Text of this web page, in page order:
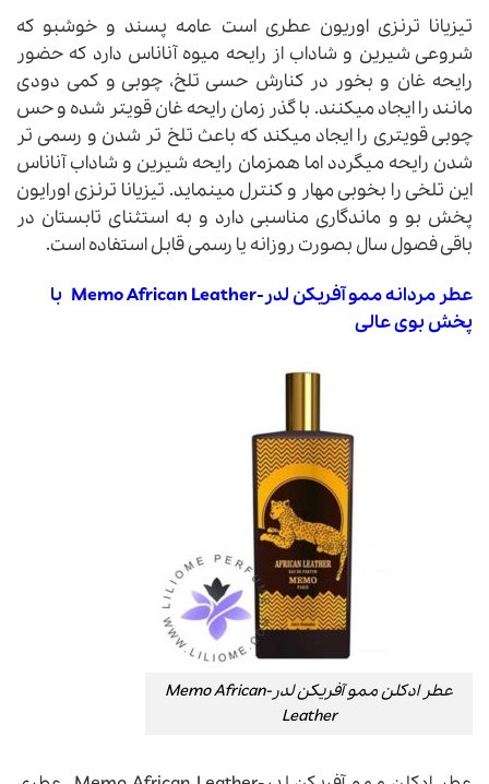
تیزیانا ترنزی اوریون عطری است عامه پسند و خوشبو که
شروعی شیرین و شاداب از رایحه میوه آناناس دارد که حضور
رایحه غان و بخور در کنارش حسی تلخ، چوبی و کمی دودی
مانند را ایجاد میکنند. با گذر زمان رایحه غان قویتر شده و حس
چوبی قویتری را ایجاد میکند که باعث تلخ تر شدن و رسمی تر
شدن رایحه میگردد اما همزمان رایحه شیرین و شاداب آناناس
این تلخی را بخوبی مهار و کنترل مینماید. تیزیانا ترنزی اورایون
پخش بو و ماندگاری مناسبی دارد و به استثنای تابستان در
باقی فصول سال بصورت روزانه یا رسمی قابل استفاده است.
عطر مردانه ممو آفریکن لدر-Memo African Leather
با
پخش بوی عالی
عطر ادکلن ممو آفریکن لدر-Memo African
Leather